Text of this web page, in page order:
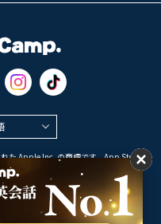
た Apple Inc. の商標です。App Store は
ークです。
の商標です。
イン英会話